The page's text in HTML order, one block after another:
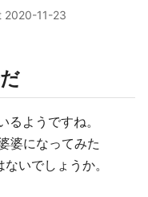
2020-11-23
ようですね。
婆になってみた
いでしょうか。